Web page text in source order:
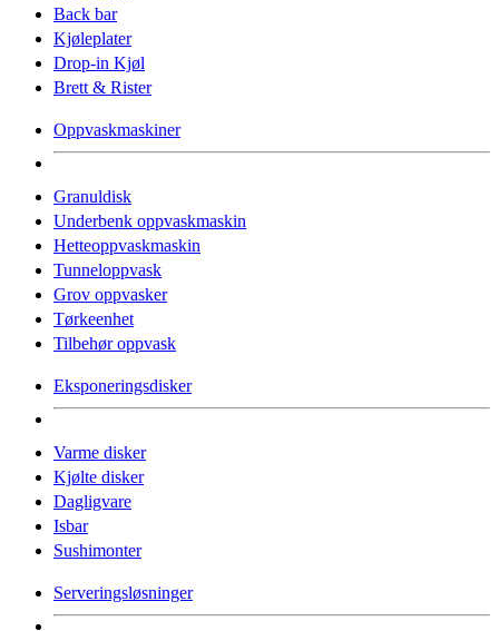
Back bar
Kjøleplater
Drop-in Kjøl
Brett & Rister
Oppvaskmaskiner
Granuldisk
Underbenk oppvaskmaskin
Hetteoppvaskmaskin
Tunneloppvask
Grov oppvasker
Tørkeenhet
Tilbehør oppvask
Eksponeringsdisker
Varme disker
Kjølte disker
Dagligvare
Isbar
Sushimonter
Serveringsløsninger